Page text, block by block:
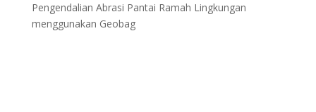
Pengendalian Abrasi Pantai Ramah Lingkungan
menggunakan Geobag